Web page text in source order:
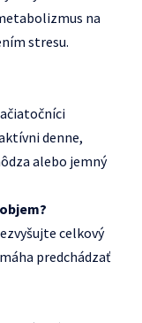
na
stresu.
denne,
alebo jemný
celkový
predchádzať